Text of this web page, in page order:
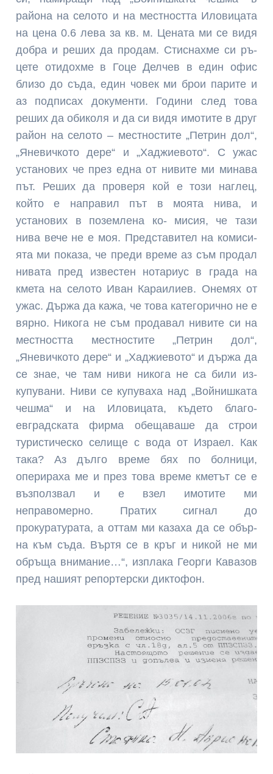
района на селото и на местността Иловицата
на цена 0.6 лева за кв. м. Цена­та ми се видя
добра и реших да продам. Стиснахме си ръ­
цете отидохме в Гоце Делчев в един офис
близо до съда, един човек ми брои парите и
аз подписах документи. Години след това
реших да обиколя и да си видя имо­тите в друг
район на селото – местностите „Петрин дол“,
„Яневичкото дере“ и „Хаджиевото“. С ужас
установих че през една от нивите ми минава
път. Реших да проверя кой е този наглец,
който е направил път в моята нива, и
установих в поземлена ко- мисия, че тази
нива вече не е моя. Представи­тел на комиси­
ята ми показа, че преди време аз съм продал
нивата пред известен нота­риус в града на
кмета на селото Иван Караилиев. Онемях от
ужас. Държа да кажа, че това категорично не е
вярно. Никога не съм прода­вал нивите си на
местността местностите „Петрин дол“,
„Яневичкото дере“ и „Хаджиевото“ и държа да
се знае, че там ниви никога не са били из­
купувани. Ниви се купуваха над „Войниш­ката
чешма“ и на Иловицата, където благо­
евградската фирма обещаваше да строи
туристическо селище с вода от Израел. Как
така? Аз дълго време бях по болни­ци,
оперираха ме и през това време кметът се е
възполз­вал и е взел имотите ми
неправомерно. Пратих сигнал до
прокуратурата, а оттам ми ка­заха да се обър­
на към съда. Въртя се в кръг и никой не ми
обръща внима­ние…“, изплака Георги Кавазов
пред нашият репортерски диктофон.